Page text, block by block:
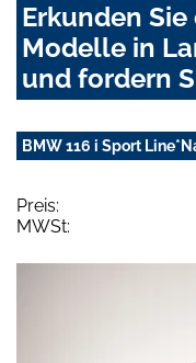
Erkunden
Modelle in
und fordern
BMW 116 i Sport
Preis:
MWSt: